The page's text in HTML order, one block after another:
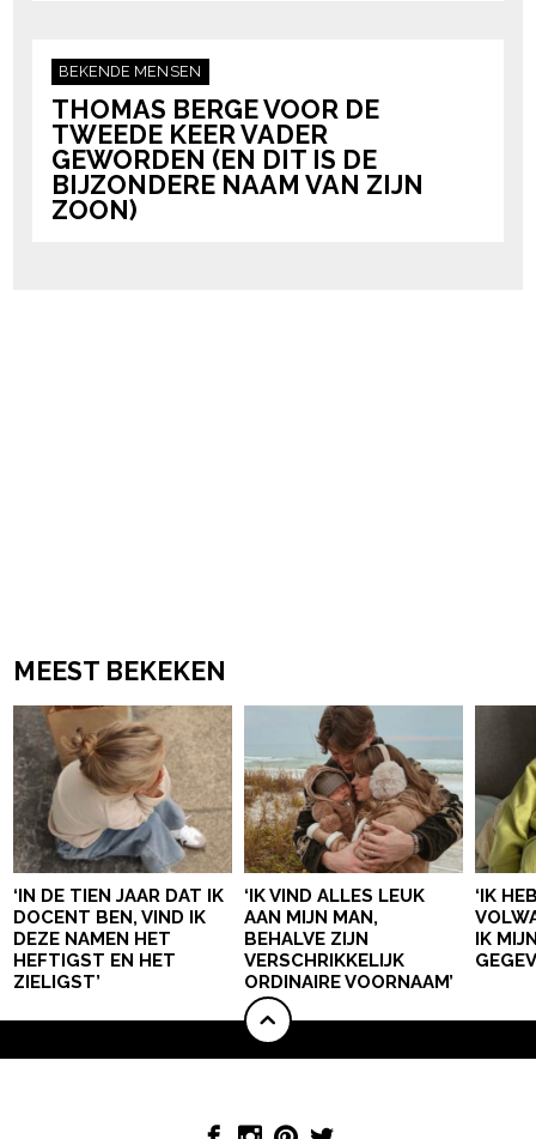
BEKENDE MENSEN
THOMAS BERGE VOOR DE
TWEEDE KEER VADER
GEWORDEN (EN DIT IS DE
BIJZONDERE NAAM VAN ZIJN
ZOON)
MEEST BEKEKEN
‘IN DE TIEN JAAR DAT IK
DOCENT BEN, VIND IK
DEZE NAMEN HET
HEFTIGST EN HET
ZIELIGST’
‘IK VIND ALLES LEUK
AAN MIJN MAN,
BEHALVE ZIJN
VERSCHRIKKELIJK
ORDINAIRE VOORNAAM’
‘IK
IK